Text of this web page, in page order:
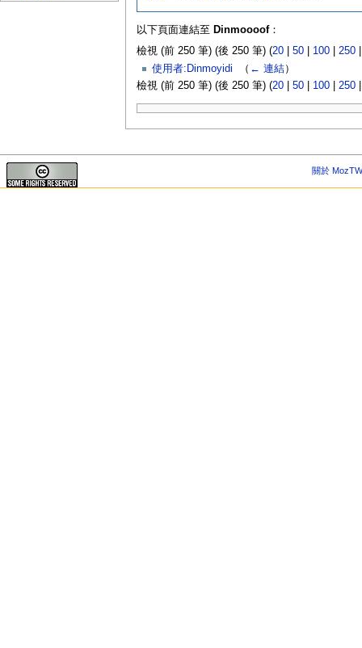
以下頁面連結至 Dinmoooof：
檢視 (前 250 筆) (後 250 筆) (20| 50| 100| 250
使用者:Dinmoyidi
（ ← 連結）
檢視 (前 250 筆) (後 250 筆) (20| 50| 100| 250
關於